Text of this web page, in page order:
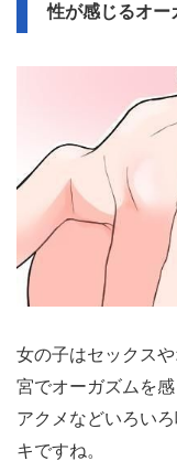
性が感じるオー
女の子はセックス
宮でオーガズムを
アクメなどいろい
キですね。